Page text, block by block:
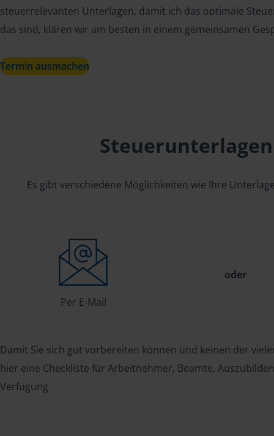
steuerrelevanten Unterlagen, damit ich das optimale
das sind, klären wir am besten in einem gemeinsamen
Termin ausmachen
Es gibt verschiedene Möglichkeiten wie Ihre
Per E-Mail
oder
Damit Sie sich gut vorbereiten können und keinen der
hier eine Checkliste für Arbeitnehmer, Beamte,
Verfügung.